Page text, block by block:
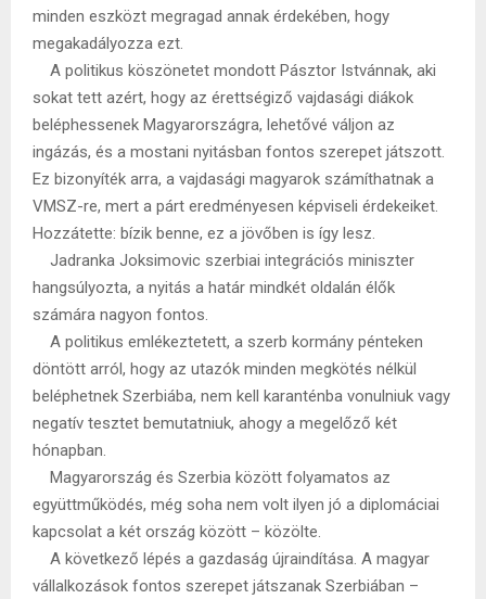
minden eszközt megragad annak érdekében, hogy
megakadályozza ezt.
A politikus köszönetet mondott Pásztor Istvánnak, aki
sokat tett azért, hogy az érettségiző vajdasági diákok
beléphessenek Magyarországra, lehetővé váljon az
ingázás, és a mostani nyitásban fontos szerepet játszott.
Ez bizonyíték arra, a vajdasági magyarok számíthatnak a
VMSZ-re, mert a párt eredményesen képviseli érdekeiket.
Hozzátette: bízik benne, ez a jövőben is így lesz.
Jadranka Joksimovic szerbiai integrációs miniszter
hangsúlyozta, a nyitás a határ mindkét oldalán élők
számára nagyon fontos.
A politikus emlékeztetett, a szerb kormány pénteken
döntött arról, hogy az utazók minden megkötés nélkül
beléphetnek Szerbiába, nem kell karanténba vonulniuk vagy
negatív tesztet bemutatniuk, ahogy a megelőző két
hónapban.
Magyarország és Szerbia között folyamatos az
együttműködés, még soha nem volt ilyen jó a diplomáciai
kapcsolat a két ország között – közölte.
A következő lépés a gazdaság újraindítása. A magyar
vállalkozások fontos szerepet játszanak Szerbiában –